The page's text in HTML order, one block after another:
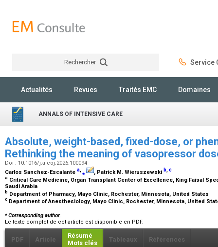
Rechercher Service
Actualités Revues Traités EMC Domaines
ANNALS OF INTENSIVE CARE
Absolute, weight-based, fixed-dose, or
Rethinking the meaning of vasopressor
Doi : 10.1016/j.aicoj.2026.100094
Carlos Sanchez-Escalante a,⁎ , Patrick M. Wieruszewski b,c
a Critical Care Medicine, Organ Transplant Center of Excellence, King Faisal
Saudi Arabia
b Department of Pharmacy, Mayo Clinic, Rochester, Minnesota, United States
c Department of Anesthesiology, Mayo Clinic, Rochester, Minnesota, United
⁎Corresponding author.
Le texte complet de cet article est disponible en PDF.
PDF Article
Résumé
Mots clés
Tableaux Références